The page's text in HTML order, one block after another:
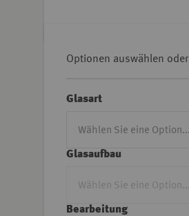
Optionen auswählen oder
Glasart
Glasaufbau
Bearbeitung